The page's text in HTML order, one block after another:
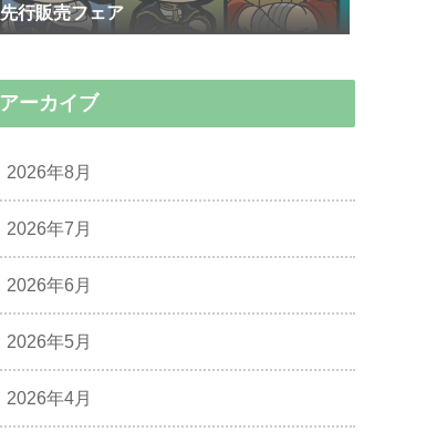
先行販売フェア
アーカイブ
2026年8月
2026年7月
2026年6月
2026年5月
2026年4月